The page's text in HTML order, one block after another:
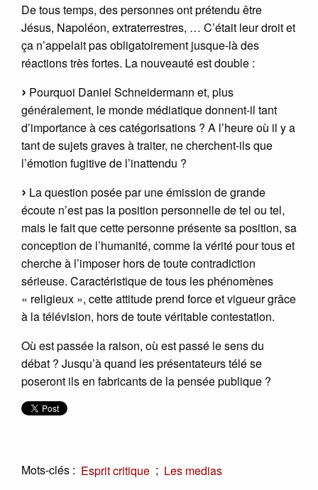
De tous temps, des personnes ont prétendu être
Jésus, Napoléon, extraterrestres, … C’était leur droit et
ça n’appelait pas obligatoirement jusque-là des
réactions très fortes. La nouveauté est double :
Pourquoi Daniel Schneidermann et, plus
généralement, le monde médiatique donnent-il tant
d’importance à ces catégorisations ? A l’heure où il y a
tant de sujets graves à traiter, ne cherchent-ils que
l’émotion fugitive de l’inattendu ?
La question posée par une émission de grande
écoute n’est pas la position personnelle de tel ou tel,
mais le fait que cette personne présente sa position, sa
conception de l’humanité, comme la vérité pour tous et
cherche à l’imposer hors de toute contradiction
sérieuse. Caractéristique de tous les phénomènes
« religieux », cette attitude prend force et vigueur grâce
à la télévision, hors de toute véritable contestation.
Où est passée la raison, où est passé le sens du
débat ? Jusqu’à quand les présentateurs télé se
poseront ils en fabricants de la pensée publique ?
Mots-clés : Esprit critique ; Les medias